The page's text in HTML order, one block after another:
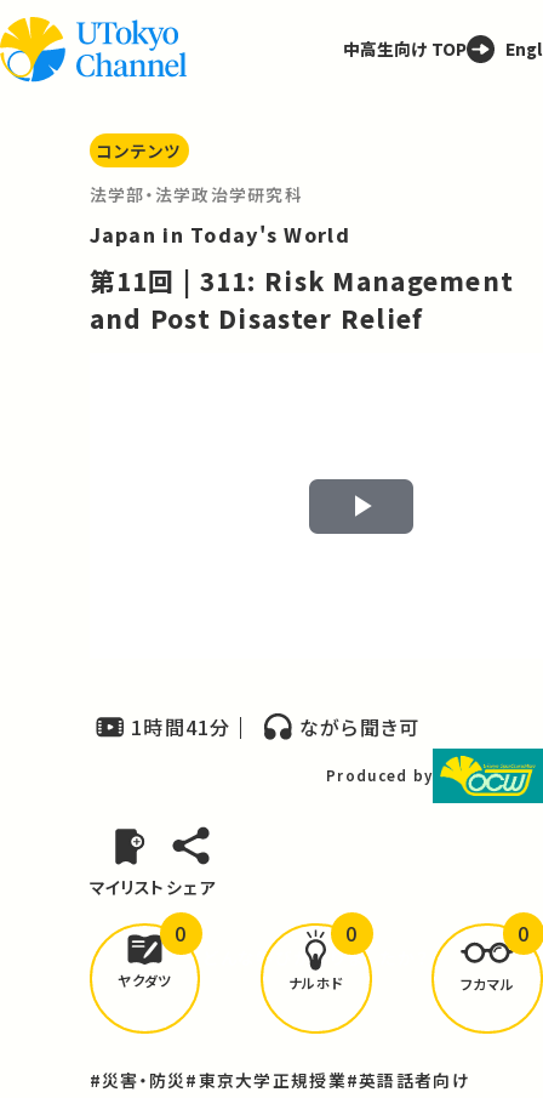
中高生向け TOP
コンテンツ
法学部・法学政治学研究科
Japan in Today's World
第11回 | 311: Risk Management
and Post Disaster Relief
Play
1時間41分 ながら聞き可
Produced by
マイリスト シェア
どんな学びがありましたか？
ヤクダツ
0
ナルホド
0
フカマル
0
#災害・防災#東京大学正規授業#英語話者向け